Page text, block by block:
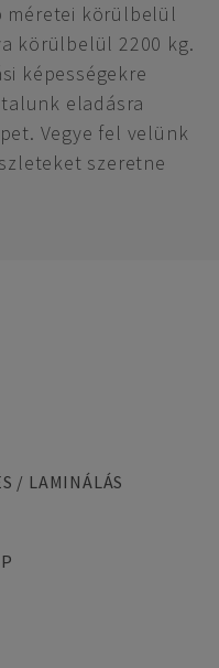
méretei körülbelül
körülbelül 2200 kg.
képességekre
eladásra
Vegye fel velünk
szeretne
/ LAMINÁLÁS